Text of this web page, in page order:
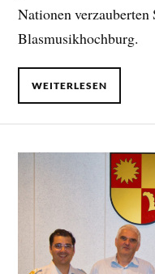
Nationen
Blasmusikhochburg.
WEITERLESEN